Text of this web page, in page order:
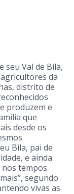
Val de Bila,
da
distrito de
produzem e
que
desde os
Bila, pai de
e ainda
tempos
segundo
vivas as